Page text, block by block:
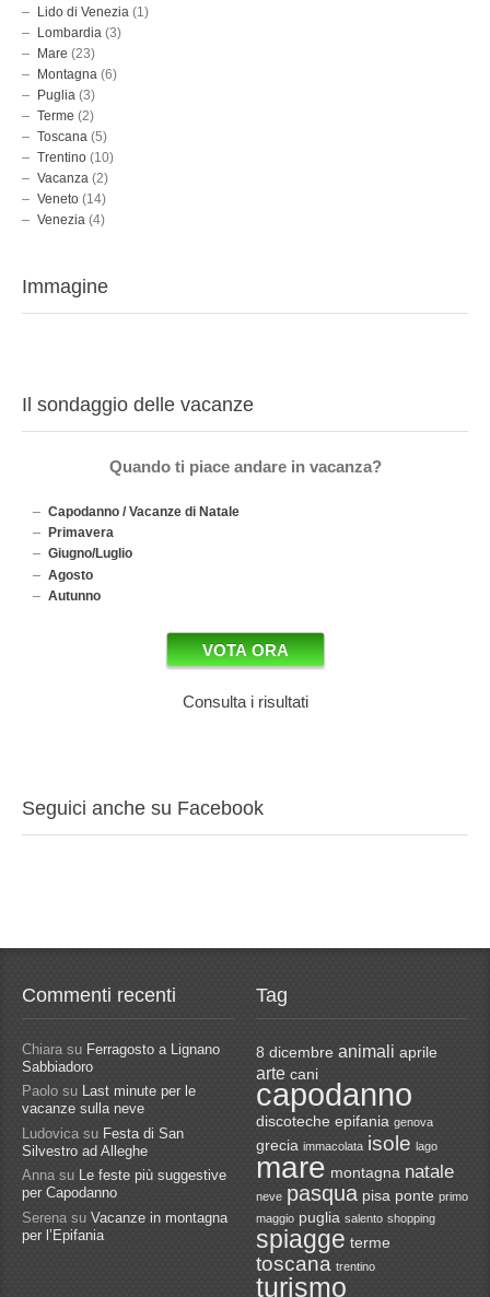
Lido di Venezia (1)
Lombardia (3)
Mare (23)
Montagna (6)
Puglia (3)
Terme (2)
Toscana (5)
Trentino (10)
Vacanza (2)
Veneto (14)
Venezia (4)
Immagine
Il sondaggio delle vacanze
Quando ti piace andare in vacanza?
Capodanno / Vacanze di Natale
Primavera
Giugno/Luglio
Agosto
Autunno
Consulta i risultati
Seguici anche su Facebook
Commenti recenti
Chiara su Ferragosto a Lignano
Sabbiadoro
Paolo su Last minute per le
vacanze sulla neve
Ludovica su Festa di San
Silvestro ad Alleghe
Anna su Le feste più suggestive
per Capodanno
Serena su Vacanze in montagna
per l’Epifania
Tag
8 dicembre animali aprile
arte cani
capodanno
discoteche epifania genova
grecia immacolata isole lago
mare montagna natale
neve pasqua pisa ponte primo
maggio puglia salento shopping
spiagge terme
toscana trentino
turismo